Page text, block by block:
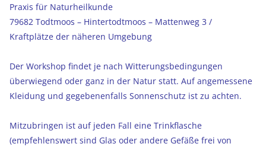
Praxis für Naturheilkunde
79682 Todtmoos – Hintertodtmoos – Mattenweg 3 /
Kraftplätze der näheren Umgebung
Der Workshop findet je nach Witterungsbedingungen
überwiegend oder ganz in der Natur statt. Auf angemessene
Kleidung und gegebenenfalls Sonnenschutz ist zu achten.
Mitzubringen ist auf jeden Fall eine Trinkflasche
(empfehlenswert sind Glas oder andere Gefäße frei von